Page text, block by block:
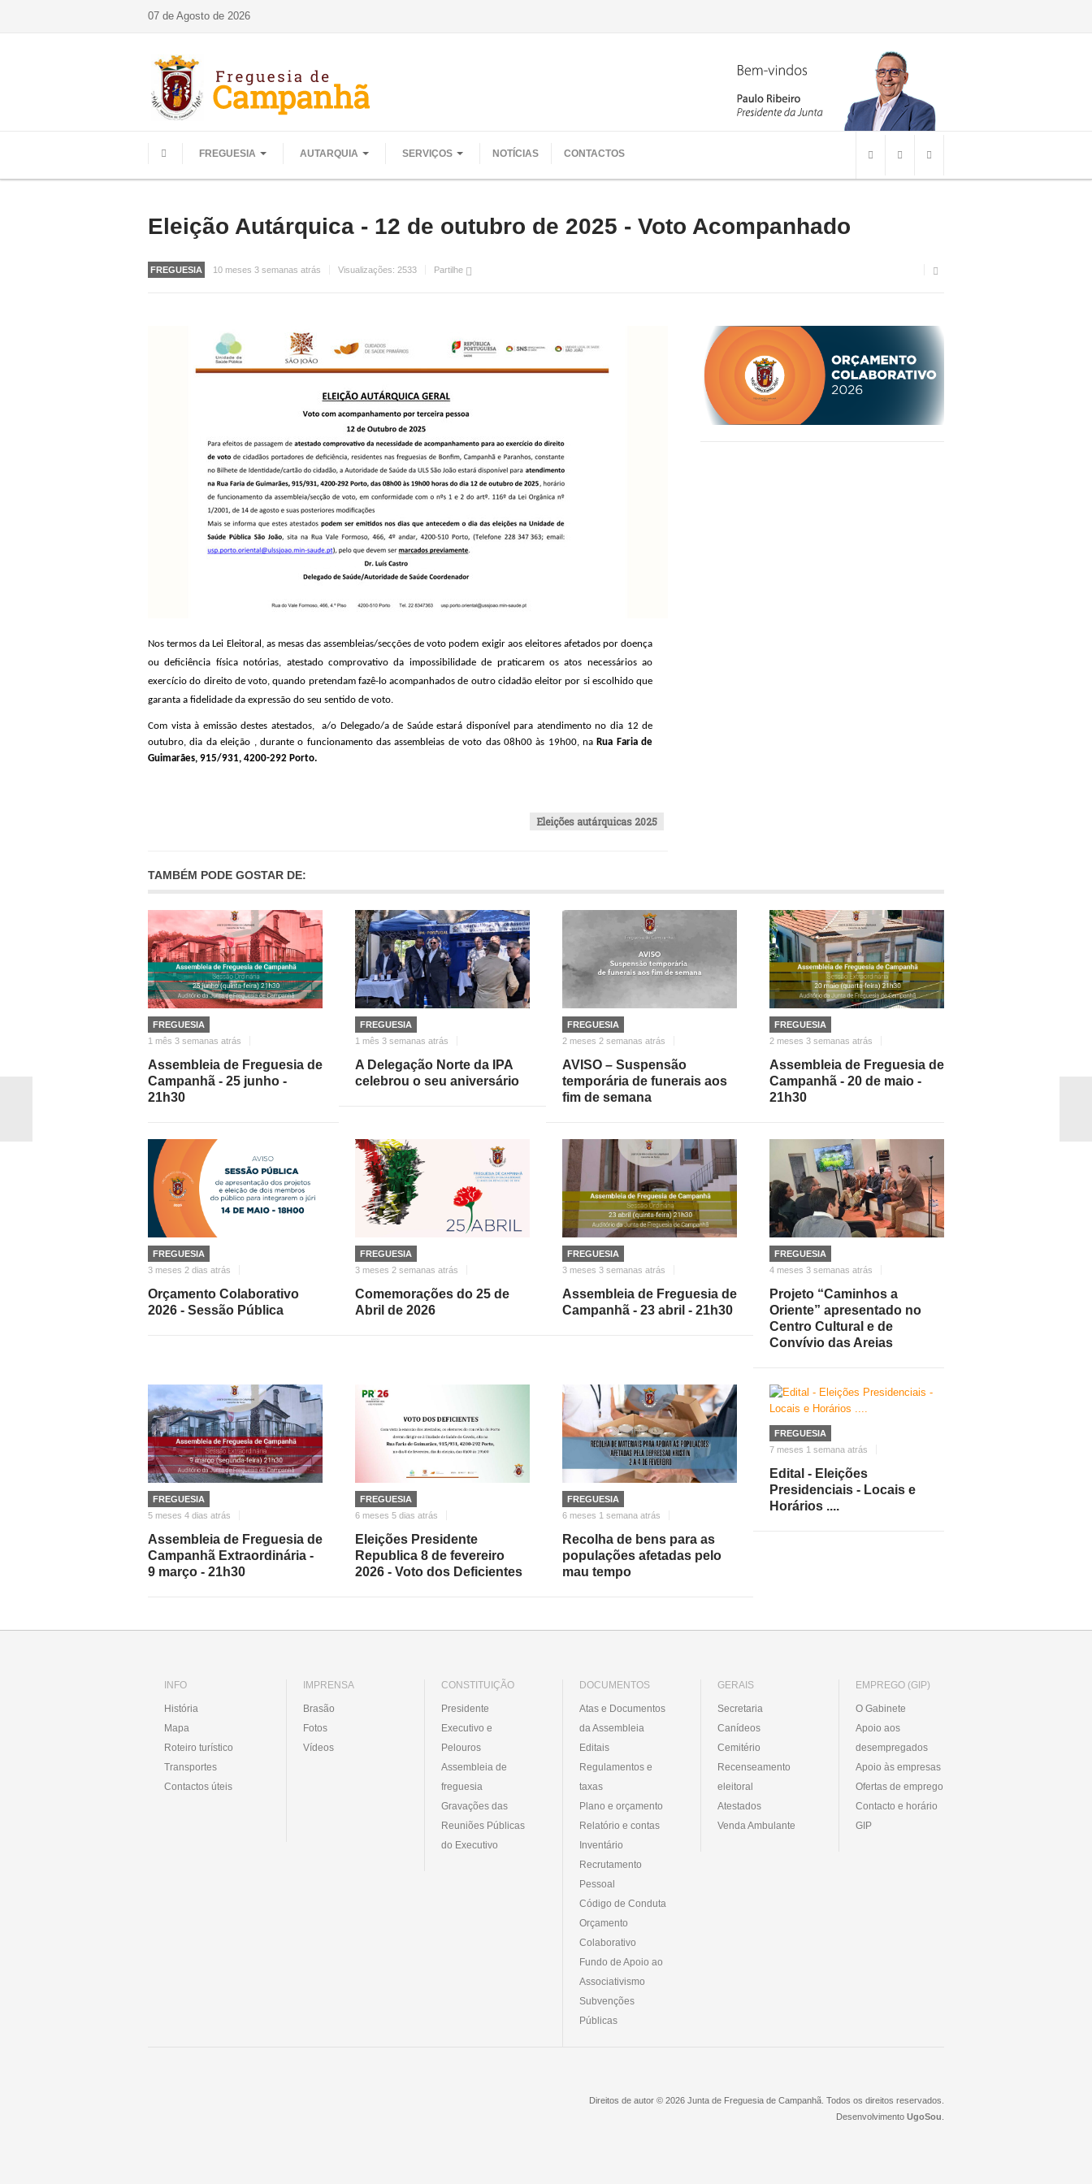
07 de Agosto de 2026
FREGUESIA AUTARQUIA SERVIÇOS NOTÍCIAS CONTACTOS
Eleição Autárquica - 12 de outubro de 2025 - Voto Acompanhado
FREGUESIA 10 meses 3 semanas atrás Visualizações: 2533 Partilhe
Nos termos da Lei Eleitoral, as mesas das assembleias/secções de voto podem exigir aos eleitores afetados por doença
ou deficiência física notórias, atestado comprovativo da impossibilidade de praticarem os atos necessários ao
exercício do direito de voto, quando pretendam fazê-lo acompanhados de outro cidadão eleitor por si escolhido que
garanta a fidelidade da expressão do seu sentido de voto.
Com vista à emissão destes atestados, a/o Delegado/a de Saúde estará disponível para atendimento no dia 12 de
outubro, dia da eleição , durante o funcionamento das assembleias de voto das 08h00 às 19h00, na Rua Faria de
Guimarães, 915/931, 4200-292 Porto.
Eleições autárquicas 2025
TAMBÉM PODE GOSTAR DE:
FREGUESIA
1 mês 3 semanas atrás
Assembleia de Freguesia de
Campanhã - 25 junho -
21h30
FREGUESIA
1 mês 3 semanas atrás
A Delegação Norte da IPA
celebrou o seu aniversário
FREGUESIA
2 meses 2 semanas atrás
AVISO – Suspensão
temporária de funerais aos
fim de semana
FREGUESIA
2 meses 3 semanas atrás
Assembleia de Freguesia de
Campanhã - 20 de maio -
21h30
FREGUESIA
3 meses 2 dias atrás
Orçamento Colaborativo
2026 - Sessão Pública
FREGUESIA
3 meses 2 semanas atrás
Comemorações do 25 de
Abril de 2026
FREGUESIA
3 meses 3 semanas atrás
Assembleia de Freguesia de
Campanhã - 23 abril - 21h30
FREGUESIA
4 meses 3 semanas atrás
Projeto “Caminhos a
Oriente” apresentado no
Centro Cultural e de
Convívio das Areias
FREGUESIA
5 meses 4 dias atrás
Assembleia de Freguesia de
Campanhã Extraordinária -
9 março - 21h30
FREGUESIA
6 meses 5 dias atrás
Eleições Presidente
Republica 8 de fevereiro
2026 - Voto dos Deficientes
FREGUESIA
6 meses 1 semana atrás
Recolha de bens para as
populações afetadas pelo
mau tempo
FREGUESIA
7 meses 1 semana atrás
Edital - Eleições
Presidenciais - Locais e
Horários ....
INFO
História
Mapa
Roteiro turístico
Transportes
Contactos úteis
IMPRENSA
Brasão
Fotos
Vídeos
CONSTITUIÇÃO
Presidente
Executivo e
Pelouros
Assembleia de
freguesia
Gravações das
Reuniões Públicas
do Executivo
DOCUMENTOS
Atas e Documentos
da Assembleia
Editais
Regulamentos e
taxas
Plano e orçamento
Relatório e contas
Inventário
Recrutamento
Pessoal
Código de Conduta
Orçamento
Colaborativo
Fundo de Apoio ao
Associativismo
Subvenções
Públicas
GERAIS
Secretaria
Canídeos
Cemitério
Recenseamento
eleitoral
Atestados
Venda Ambulante
EMPREGO (GIP)
O Gabinete
Apoio aos
desempregados
Apoio às empresas
Ofertas de emprego
Contacto e horário
GIP
Direitos de autor © 2026 Junta de Freguesia de Campanhã. Todos os direitos reservados.
Desenvolvimento UgoSou